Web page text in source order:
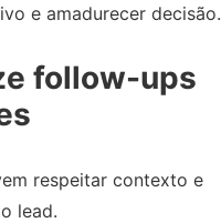
e amadurecer decisão.
follow-ups
respeitar contexto e
lead.